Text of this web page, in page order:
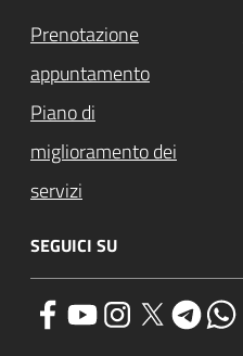
Prenotazione
appuntamento
Piano di
miglioramento dei
servizi
SEGUICI SU